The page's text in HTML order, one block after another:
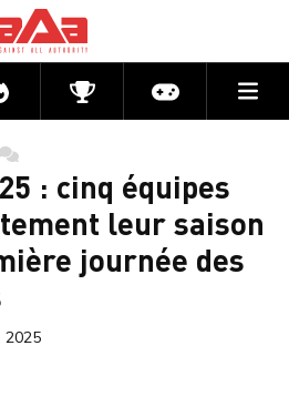
Directs CompétitionsActu jeux
commentaires
: cinq équipes
leur saison
journée des
2025
AUX